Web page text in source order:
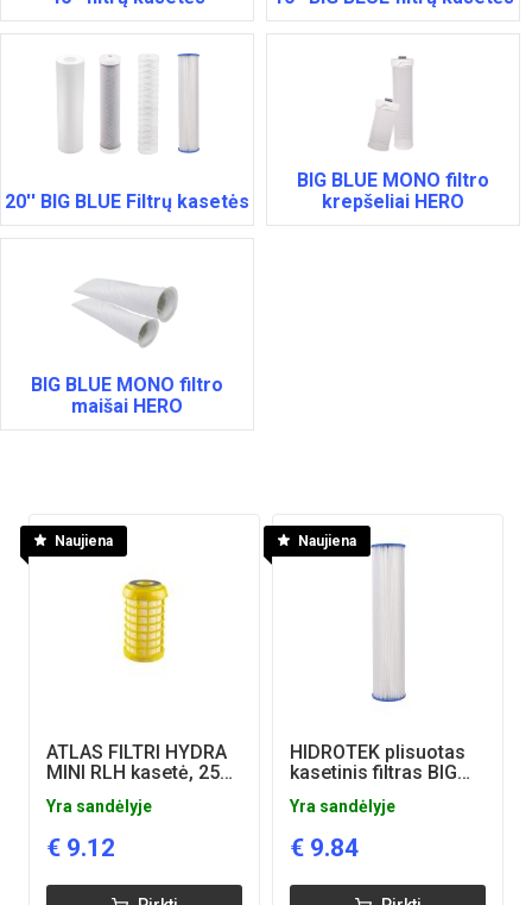
20'' BIG BLUE Filtrų kasetės
BIG BLUE MONO filtro
krepšeliai HERO
BIG BLUE MONO filtro
maišai HERO
Naujiena
ATLAS FILTRI HYDRA
MINI RLH kasetė, 25
Yra sandėlyje
€ 9.12
Naujiena
HIDROTEK plisuotas
kasetinis filtras BIG
Yra sandėlyje
€ 9.84